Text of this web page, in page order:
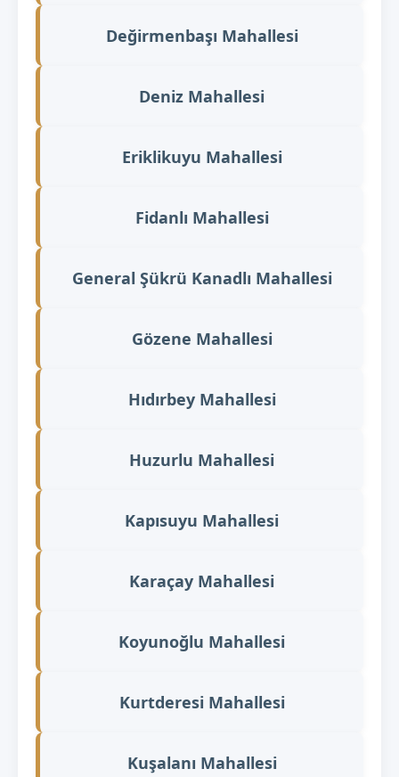
Değirmenbaşı Mahallesi
Deniz Mahallesi
Eriklikuyu Mahallesi
Fidanlı Mahallesi
General Şükrü Kanadlı Mahallesi
Gözene Mahallesi
Hıdırbey Mahallesi
Huzurlu Mahallesi
Kapısuyu Mahallesi
Karaçay Mahallesi
Koyunoğlu Mahallesi
Kurtderesi Mahallesi
Kuşalanı Mahallesi